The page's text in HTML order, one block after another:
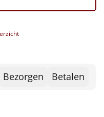
39 x 29 x 17,5
Bezorgen Betalen